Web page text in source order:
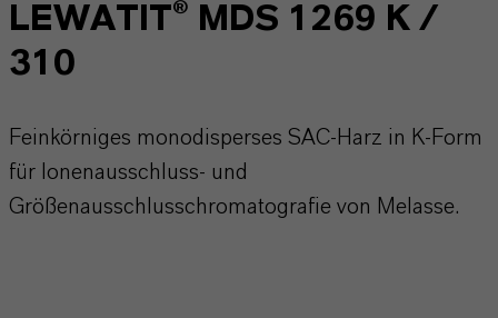
LEWATIT® MDS 1269 K /
310
Feinkörniges monodisperses SAC-Harz in K-Form
für Ionenausschluss- und
Größenausschlusschromatografie von Melasse.